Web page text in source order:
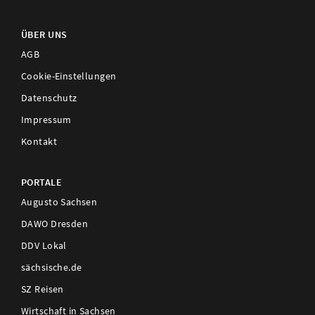
ÜBER UNS
AGB
Cookie-Einstellungen
Datenschutz
Impressum
Kontakt
PORTALE
Augusto Sachsen
DAWO Dresden
DDV Lokal
sächsische.de
SZ Reisen
Wirtschaft in Sachsen